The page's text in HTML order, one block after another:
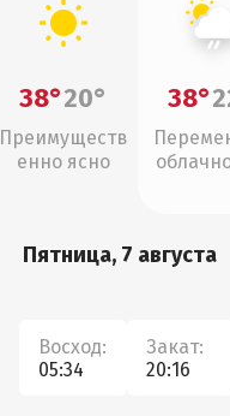
38°20°
Преимуществ
енно ясно
38°
Пятница, 7 августа
Восход:
05:34
Закат:
20:16